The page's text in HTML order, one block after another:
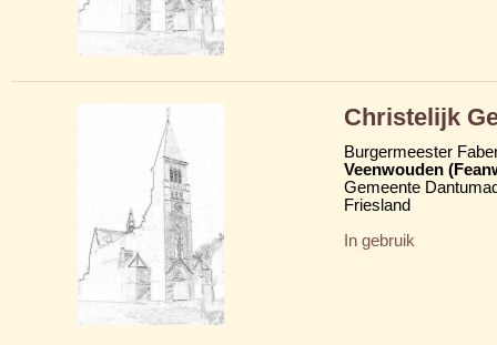
Christelijk
Burgermeester
Veenwouden
Gemeente
Friesland
In gebruik